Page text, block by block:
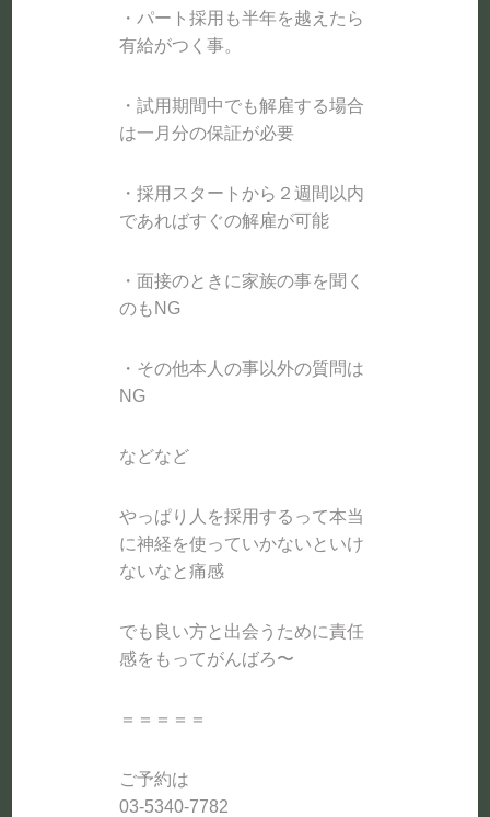
・パート採用も半年を越えたら
有給がつく事。
・試用期間中でも解雇する場合
は一月分の保証が必要
・採用スタートから２週間以内
であればすぐの解雇が可能
・面接のときに家族の事を聞く
のもNG
・その他本人の事以外の質問は
NG
などなど
やっぱり人を採用するって本当
に神経を使っていかないといけ
ないなと痛感
でも良い方と出会うために責任
感をもってがんばろ〜
＝＝＝＝＝
ご予約は
03-5340-7782